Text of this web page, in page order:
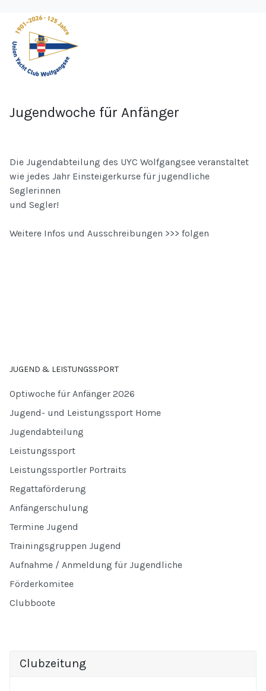
Jugendwoche für Anfänger
Die Jugendabteilung des UYC Wolfgangsee veranstaltet
wie jedes Jahr Einsteigerkurse für jugendliche
Seglerinnen
und Segler!
Weitere Infos und Ausschreibungen >>> folgen
JUGEND & LEISTUNGSSPORT
Optiwoche für Anfänger 2026
Jugend- und Leistungssport Home
Jugendabteilung
Leistungssport
Leistungssportler Portraits
Regattaförderung
Anfängerschulung
Termine Jugend
Trainingsgruppen Jugend
Aufnahme / Anmeldung für Jugendliche
Förderkomitee
Clubboote
Clubzeitung